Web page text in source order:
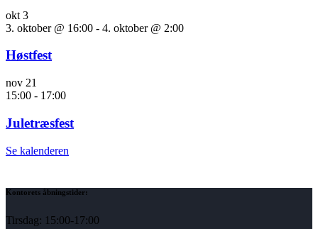
okt 3
3. oktober @ 16:00 - 4. oktober @ 2:00
Høstfest
nov 21
15:00 - 17:00
Juletræsfest
Se kalenderen
Kontorets åbningstider:
Tirsdag: 15:00-17:00